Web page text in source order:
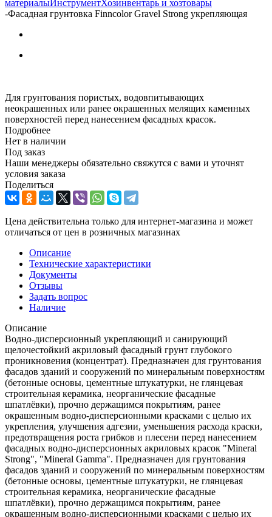
материалыИнструментХозинвентарь и хозтовары
-Фасадная грунтовка Finncolor Gravel Strong укрепляющая
Для грунтования пористых, водовпитывающих
неокрашенных или ранее окрашенных мелящих каменных
поверхностей перед нанесением фасадных красок.
Подробнее
Нет в наличии
Под заказ
Наши менеджеры обязательно свяжутся с вами и уточнят
условия заказа
Поделиться
Цена действительна только для интернет-магазина и может
отличаться от цен в розничных магазинах
Описание
Технические характеристики
Документы
Отзывы
Задать вопрос
Наличие
Описание
Водно-дисперсионный укрепляющий и санирующий
щелочестойкий акриловый фасадный грунт глубокого
проникновения (концентрат). Предназначен для грунтования
фасадов зданий и сооружений по минеральным поверхностям
(бетонные основы, цементные штукатурки, не глянцевая
строительная керамика, неорганические фасадные
шпатлёвки), прочно держащимся покрытиям, ранее
окрашенным водно-дисперсионными красками с целью их
укрепления, улучшения адгезии, уменьшения расхода краски,
предотвращения роста грибков и плесени перед нанесением
фасадных водно-дисперсионных акриловых красок "Mineral
Strong", "Mineral Gamma". Предназначен для грунтования
фасадов зданий и сооружений по минеральным поверхностям
(бетонные основы, цементные штукатурки, не глянцевая
строительная керамика, неорганические фасадные
шпатлёвки), прочно держащимся покрытиям, ранее
окрашенным водно-дисперсионными красками с целью их